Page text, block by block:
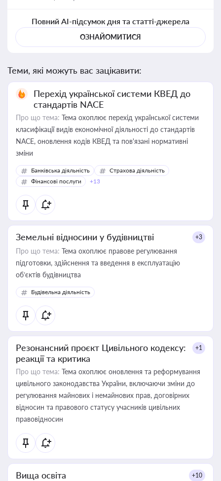
Повний AI-підсумок дня та статті-джерела
ОЗНАЙОМИТИСЯ
Теми, які можуть вас зацікавити:
Перехід української системи КВЕД до
стандартів NACE
Про що тема: Тема охоплює перехід української системи
класифікації видів економічної діяльності до стандартів
NACE, оновлення кодів КВЕД та пов'язані нормативні
зміни
Банківська діяльність
Страхова діяльність
Фінансові послуги
+13
Земельні відносини у будівництві +3
Про що тема: Тема охоплює правове регулювання
підготовки, здійснення та введення в експлуатацію
об’єктів будівництва
Будівельна діяльність
Резонансний проєкт Цивільного кодексу:
реакції та критика
+1
Про що тема: Тема охоплює оновлення та реформування
цивільного законодавства України, включаючи зміни до
регулювання майнових і немайнових прав, договірних
відносин та правового статусу учасників цивільних
правовідносин
Вища освіта +10